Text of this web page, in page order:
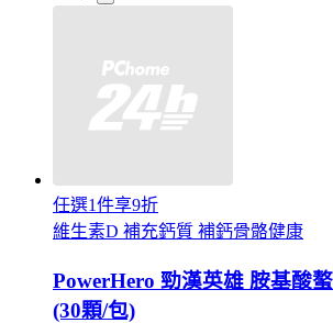
任選1件享9折
維生素D 補充鈣質 補鈣骨骼健康
PowerHero 勁漢英雄 胺基酸
(30顆/包)